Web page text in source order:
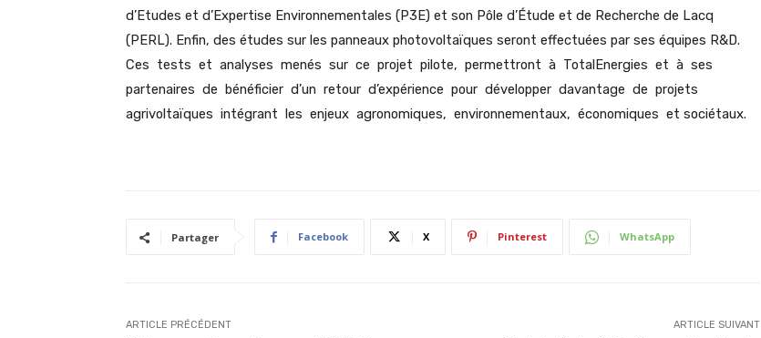
d’Etudes et d’Expertise Environnementales (P3E) et son Pôle d’Étude et de Recherche de Lacq
(PERL). Enfin, des études sur les panneaux photovoltaïques seront effectuées par ses équipes R&D.
Ces tests et analyses menés sur ce projet pilote, permettront à TotalEnergies et à ses
partenaires de bénéficier d’un retour d’expérience pour développer davantage de projets
agrivoltaïques intégrant les enjeux agronomiques, environnementaux, économiques et sociétaux.
Partager Facebook X Pinterest WhatsApp
ARTICLE PRÉCÉDENT ARTICLE SUIVANT